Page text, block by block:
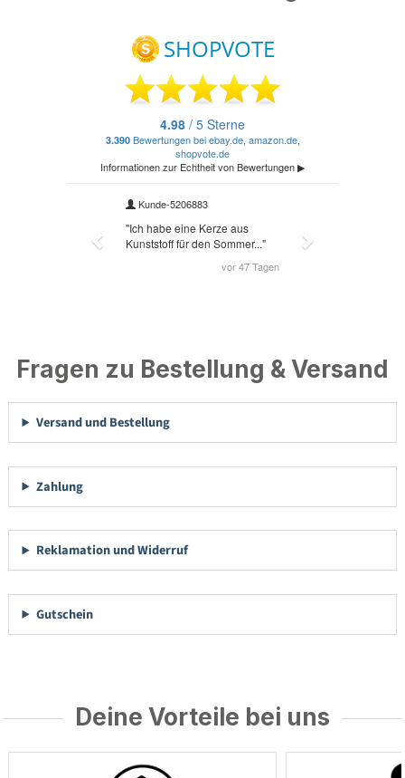
Fragen zu Bestellung & Versand
Versand und Bestellung
Zahlung
Reklamation und Widerruf
Gutschein
Deine Vorteile bei uns